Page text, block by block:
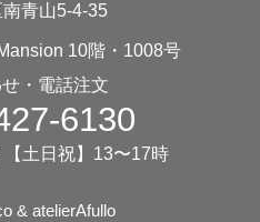
青山5-4-35
10階・1008号
・電話注文
6130
【土日祝】13〜17時
& atelierAfullo